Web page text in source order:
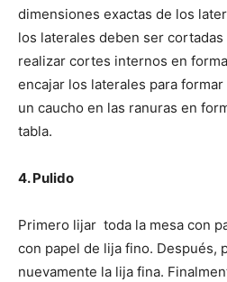
dimensiones exactas de los
los laterales deben ser cortadas
realizar cortes internos en
encajar los laterales para
un caucho en las ranuras en
tabla.
4. Pulido
Primero lijar toda la mesa con
con papel de lija fino. Después,
nuevamente la lija fina.